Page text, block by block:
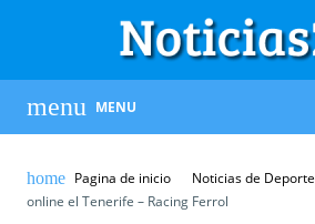
MENU
Pagina de inicio Noticias de Deporte
online el Tenerife – Racing Ferrol